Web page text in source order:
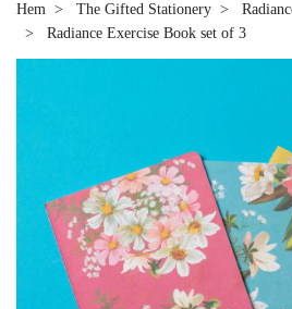
Hem The Gifted Stationery
Radiance Exercise Book set of 3